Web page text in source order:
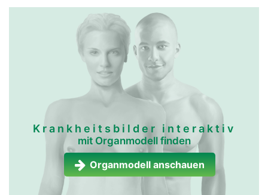
Krankheitsbilder interaktiv
mit Organmodell finden
Organmodell anschauen